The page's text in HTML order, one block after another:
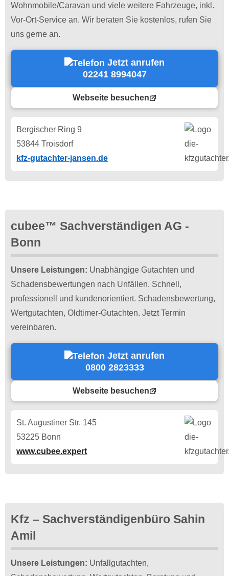
Wohnmobile/Caravan und viele weitere Fahrzeuge, inkl.
Vor-Ort-Service an. Wir beraten Sie kostenlos, rufen Sie
uns gerne an.
Jetzt anrufen
02241 8994047
Webseite besuchen
Bergischer Ring 9
53844 Troisdorf
kfz-gutachter-jansen.de
cubee™ Sachverständigen AG -
Bonn
Unsere Leistungen: Unabhängige Gutachten und
Schadensbewertungen nach Unfällen. Schnell,
professionell und kundenorientiert. Schadensbewertung,
Wertgutachten, Oldtimer-Gutachten. Jetzt Termin
vereinbaren.
Jetzt anrufen
0800 2823333
Webseite besuchen
St. Augustiner Str. 145
53225 Bonn
www.cubee.expert
Kfz – Sachverständigenbüro Sahin
Amil
Unsere Leistungen: Unfallgutachten,